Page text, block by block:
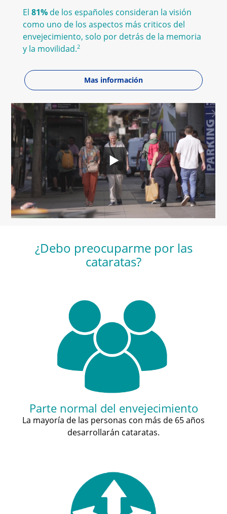
El 81%de los españoles consideran la visión
como uno de los aspectos más criticos del
envejecimiento, solo por detrás de la memoria
y la movilidad.2
Mas información
¿Debo preocuparme por las
cataratas?
Parte normal del envejecimiento
La mayoría de las personas con más de 65 años
desarrollarán cataratas.